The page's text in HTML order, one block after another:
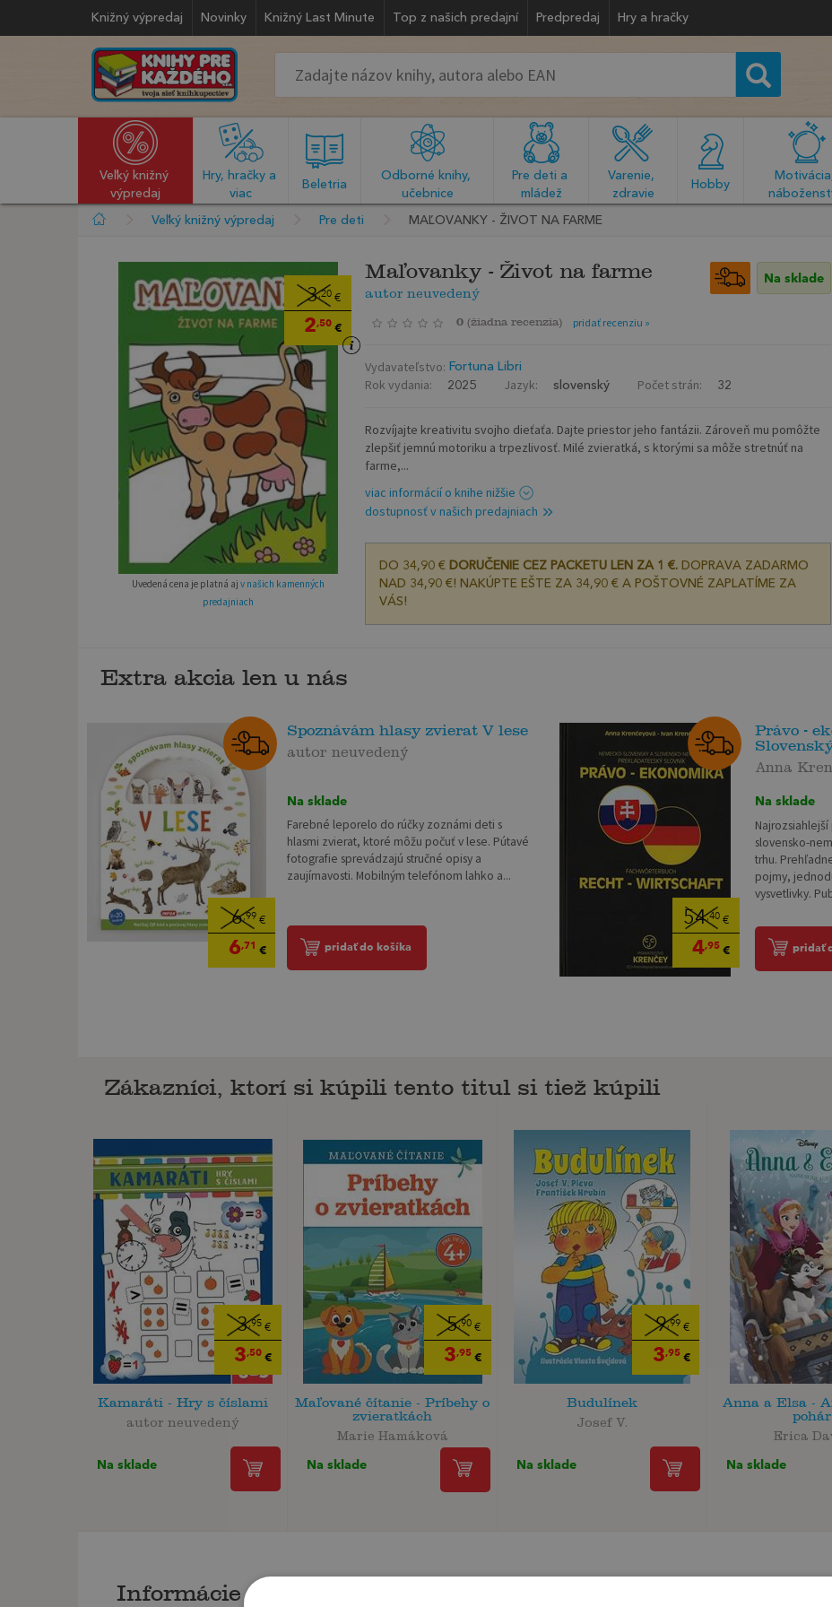
Knižný výpredaj Novinky Knižný Last Minute Top z našich predajní Predpredaj Hry a hračky
Veľký knižný
výpredaj
Hry, hračky a
viac
Beletria
Odborné knihy,
učebnice
Pre deti a
mládež
Varenie,
zdravie
Hobby
Veľký knižný výpredaj Pre deti MAĽOVANKY - ŽIVOT NA FARME
3,20 €
2,50 €
Uvedená cena je platná aj v našich kamenných
predajniach
Maľovanky - Život na farme
autor neuvedený
Na sklade
0 (žiadna recenzia) pridať recenziu »
Vydavateľstvo: Fortuna Libri
Rok vydania: 2025 Jazyk: slovenský Počet strán: 32
Rozvíjajte kreativitu svojho dieťaťa. Dajte priestor jeho fantázii. Zároveň mu pomôžte
zlepšiť jemnú motoriku a trpezlivosť. Milé zvieratká, s ktorými sa môže stretnúť na
farme,...
viac informácií o knihe nižšie
dostupnosť v našich predajniach
DO 34,90 € DORUČENIE CEZ PACKETU LEN ZA 1 €.DOPRAVA ZADARMO
NAD 34,90 €! NAKÚPTE EŠTE ZA 34,90 € A POŠTOVNÉ ZAPLATÍME ZA
VÁS!
Extra akcia len u nás
6,99 €
6,71 €
Spoznávám hlasy zvierat V lese
autor neuvedený
Na sklade
Farebné leporelo do rúčky zoznámi deti s
hlasmi zvierat, ktoré môžu počuť v lese. Pútavé
fotografie sprevádzajú stručné opisy a
zaujímavosti. Mobilným telefónom lahko a...
pridať do košíka
54,40 €
4,95 €
Právo -
Anna
Na sklade
slovensko-
trhu.
pojmy,
vysvetlivky.
pridať
Zákazníci, ktorí si kúpili tento titul si tiež kúpili
3,95 €
3,50 €
Kamaráti - Hry s číslami
autor neuvedený
Na sklade
5,90 €
3,95 €
Maľované čítanie - Príbehy o
zvieratkách
Marie Hamáková
Na sklade
9,99 €
3,95€
Budulínek
Josef V.
Na sklade
Anna a Elsa -
pohár
Erica
Na sklade
Informácie o knihe